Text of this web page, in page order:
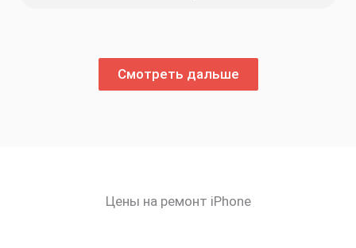
Смотреть дальше
Цены на ремонт iPhone